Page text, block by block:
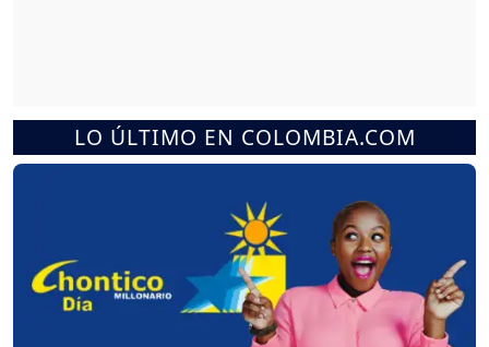
LO ÚLTIMO EN COLOMBIA.COM